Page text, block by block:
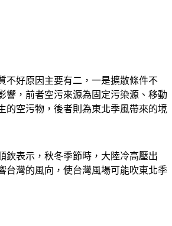
不好原因主要有二，一是擴散條件不
響，前者空污來源為固定污染源、移動
的空污物，後者則為東北季風帶來的境
欽表示，秋冬季節時，大陸冷高壓出
台灣的風向，使台灣風場可能吹東北季